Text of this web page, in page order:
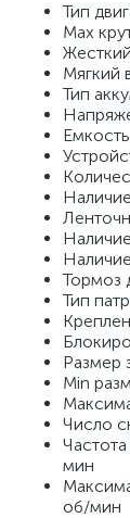
Тип
Max
Мягкий
Тип
Тормоз
Тип
Размер
Min
Число
мин
об/мин